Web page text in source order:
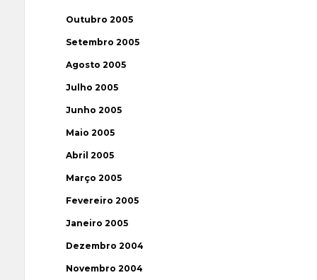
Outubro 2005
Setembro 2005
Agosto 2005
Julho 2005
Junho 2005
Maio 2005
Abril 2005
Março 2005
Fevereiro 2005
Janeiro 2005
Dezembro 2004
Novembro 2004